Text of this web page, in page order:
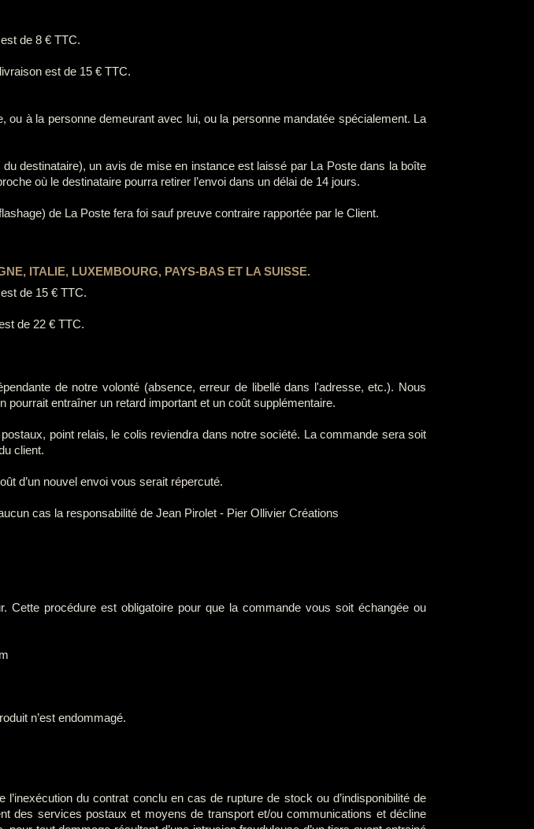
de 8 € TTC.
est de 15 € TTC.
à la personne demeurant avec lui, ou la personne mandatée spécialement. La
destinataire), un avis de mise en instance est laissé par La Poste dans la boîte
où le destinataire pourra retirer l’envoi dans un délai de 14 jours.
de La Poste fera foi sauf preuve contraire rapportée par le Client.
ITALIE, LUXEMBOURG, PAYS-BAS ET LA SUISSE.
de 15 € TTC.
de 22 € TTC.
de notre volonté (absence, erreur de libellé dans l'adresse, etc.). Nous
entraîner un retard important et un coût supplémentaire.
point relais, le colis reviendra dans notre société. La commande sera soit
client.
d’un nouvel envoi vous serait répercuté.
cas la responsabilité de Jean Pirolet - Pier Ollivier Créations
procédure est obligatoire pour que la commande vous soit échangée ou
n’est endommagé.
du contrat conclu en cas de rupture de stock ou d’indisponibilité de
des services postaux et moyens de transport et/ou communications et décline